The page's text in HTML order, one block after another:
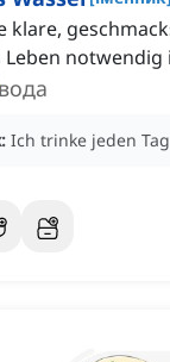
klare,
Leben notwendig
вода
Ich trinke jeden